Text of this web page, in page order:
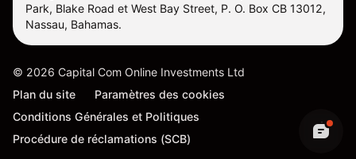
Park, Blake Road et West Bay Street, P. O. Box CB 13012,
Nassau, Bahamas.
© 2026 Capital Com Online Investments Ltd
Plan du site
Paramètres des cookies
Conditions Générales et Politiques
Procédure de réclamations (SCB)